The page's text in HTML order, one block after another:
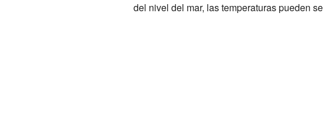
del nivel del mar, las temperaturas pueden